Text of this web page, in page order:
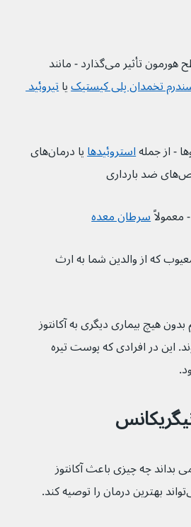
تأثیر می‌گذارد - مانند
تخمدان پلی کیستیک یا تیروئید
- از جمله استروئیدها
یا درمان‌های
معمولاً سرطان معده
که از والدین شما به ارث
هیچ بیماری دیگری به آکانتوز
مبتلا می‌شوند. این در افرادی که پوست تیره
چه چیزی باعث آکانتوز